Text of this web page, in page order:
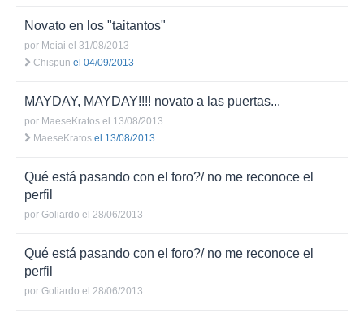
Novato en los "taitantos"
por Meiai el 31/08/2013
Chispun el 04/09/2013
MAYDAY, MAYDAY!!!! novato a las puertas...
por MaeseKratos el 13/08/2013
MaeseKratos el 13/08/2013
Qué está pasando con el foro?/ no me reconoce el
perfil
por Goliardo el 28/06/2013
Qué está pasando con el foro?/ no me reconoce el
perfil
por Goliardo el 28/06/2013